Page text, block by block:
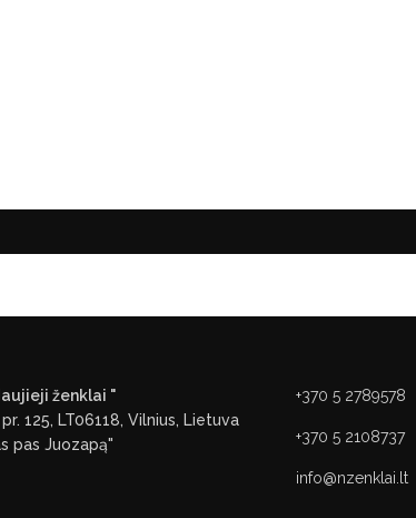
ženklai "
125, LT06118, Vilnius, Lietuva
pas Juozapą"
+370 5 2789578
+370 5 2108737
info@nzenklai.lt